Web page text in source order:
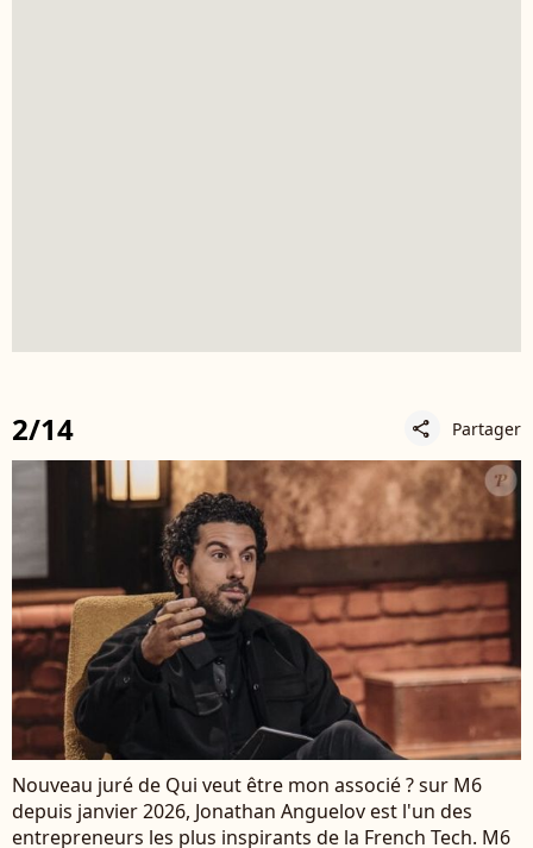
2/14 share Partager
Nouveau juré de Qui veut être mon associé ? sur M6
depuis janvier 2026, Jonathan Anguelov est l'un des
entrepreneurs les plus inspirants de la French Tech. M6